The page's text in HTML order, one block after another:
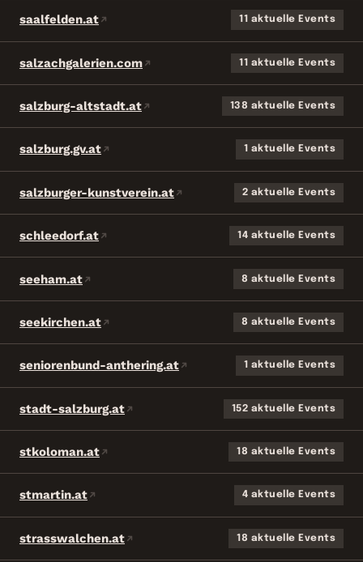
saalfelden.at 11 aktuelle Events
salzachgalerien.com 11 aktuelle Events
salzburg-altstadt.at 138 aktuelle Events
salzburg.gv.at 1 aktuelle Events
salzburger-kunstverein.at 2 aktuelle Events
schleedorf.at 14 aktuelle Events
seeham.at 8 aktuelle Events
seekirchen.at 8 aktuelle Events
seniorenbund-anthering.at 1 aktuelle Events
stadt-salzburg.at 152 aktuelle Events
stkoloman.at 18 aktuelle Events
stmartin.at 4 aktuelle Events
strasswalchen.at 18 aktuelle Events